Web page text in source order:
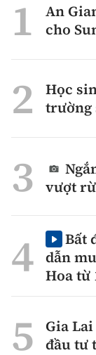
An
cho
Học
trường
vượt
Bất
dẫn
Hoa từ
Gia
đầu tư